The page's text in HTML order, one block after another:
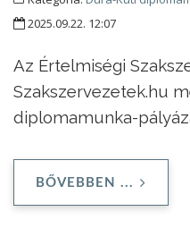
2025.09.22. 12:07
Az Értelmiségi
Szakszervezetek.hu
diplomamunka-
BŐVEBBEN ...